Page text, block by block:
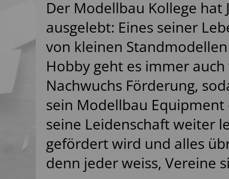
Der Modellbau Kollege hat
ausgelebt: Eines seiner
von kleinen
Hobby geht es immer
Nachwuchs Förderung,
sein Modellbau
seine Leidenschaft weiter
gefördert wird und alles
denn jeder weiss, Vereine